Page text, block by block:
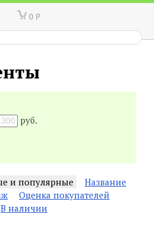
0 Р
руб.
и популярные
Название
Оценка покупателей
В наличии